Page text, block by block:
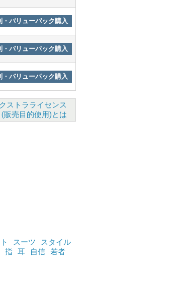
・バリューパック購入
・バリューパック購入
・バリューパック購入
ストラライセンス
(販売目的使用)とは
スーツ
スタイル
指 耳 自信
若者